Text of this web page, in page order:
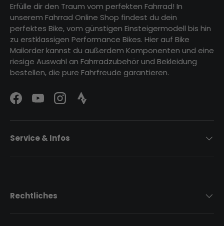
Erfülle dir den Traum vom perfekten Fahrrad! In
unserem Fahrrad Online Shop findest du dein
perfektes Bike, vom günstigen Einsteigermodell bis hin
zu erstklassigen Performance Bikes. Hier auf Bike
Mailorder kannst du außerdem Komponenten und eine
riesige Auswahl an Fahrradzubehör und Bekleidung
bestellen, die pure Fahrfreude garantieren.
FacebookYouTubeInstagramStrava Logo
Service & Infos
Rechtliches